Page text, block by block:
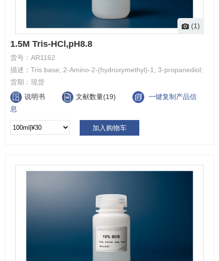
(1)
1.5M Tris-HCl,pH8.8
货号： AR1162
描述： Tris base; 2-Amino-2-(hydroxymethyl)-1; 3-propanediol;
货期： 现货
说明书
文献数量(19)
一键复制产品信
息
加入购物车